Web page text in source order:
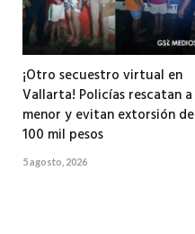
¡Otro secuestro virtual en
Vallarta! Policías rescatan a
menor y evitan extorsión de
100 mil pesos
5 agosto, 2026